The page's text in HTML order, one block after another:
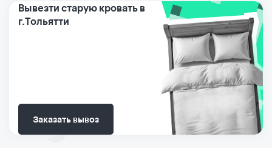
Вывезти старую кровать в
г.Тольятти
Заказать вывоз